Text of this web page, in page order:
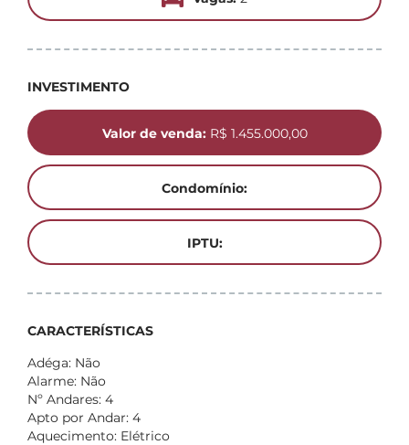
INVESTIMENTO
Valor de venda:R$ 1.455.000,00
Condomínio:
IPTU:
CARACTERÍSTICAS
Adéga: Não
Alarme: Não
Nº Andares: 4
Apto por Andar: 4
Aquecimento: Elétrico